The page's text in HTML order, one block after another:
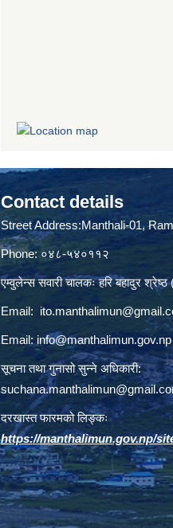
Contact details
Street Address:Manthali-01,
Phone: ०४८-५४०११२
एम्वुलेन्स सवारी चालकः हरि बहादुर
Email:
Email:info@manthalimun.gov.np
सूचना तथा गुनासो सुन्ने अधिकारी:
दरखास्त फारमको लिङ्कः
https://manthalimun.gov.np/